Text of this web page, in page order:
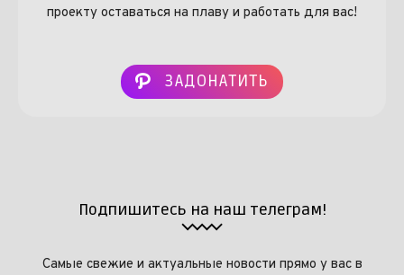
проекту оставаться на плаву и работать для вас!
ЗАДОНАТИТЬ
Подпишитесь на наш телеграм!
Самые свежие и актуальные новости прямо у вас в